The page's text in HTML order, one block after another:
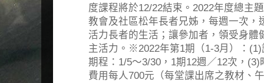
度課程將於12/22結束。2022年度總主
教會及社區松年長者兄姊，每週一次，
活力長者的生活；讓參加者，領受身
主活力。※2022年第1期（1-3月）：
期程：1/5～3/30，1期12週／12次，
費用每人700元（每堂課出席之教材、